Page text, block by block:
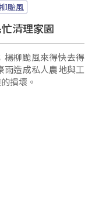
颱風
清理家園
楊柳颱風來得快去得
雨造成私人農地與工
損壞。